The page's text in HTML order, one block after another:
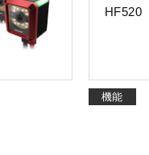
HF520
機能